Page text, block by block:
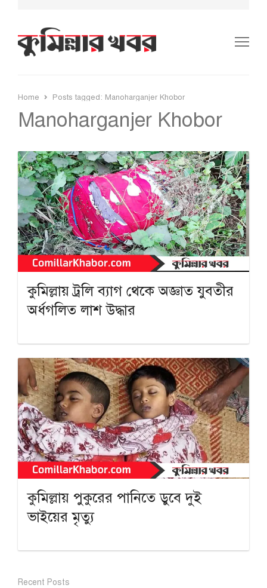
Home Posts tagged: Manoharganjer Khobor
Manoharganjer Khobor
কুমিল্লায় ট্রলি ব্যাগ থেকে অজ্ঞাত যুবতীর
অর্ধগলিত লাশ উদ্ধার
কুমিল্লায় পুকুরের পানিতে ডুবে দুই
ভাইয়ের মৃত্যু
Recent Posts